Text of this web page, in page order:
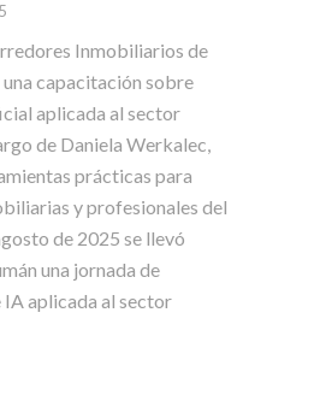
Inmobiliarios de
capacitación sobre
aplicada al sector
de Daniela Werkalec,
prácticas para
y profesionales del
de 2025 se llevó
una jornada de
aplicada al sector